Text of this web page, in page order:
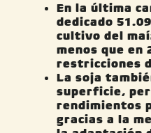
En la última
dedicado
cultivo del
menos que en
restricciones
La soja
superficie,
rendimientos
gracias a la